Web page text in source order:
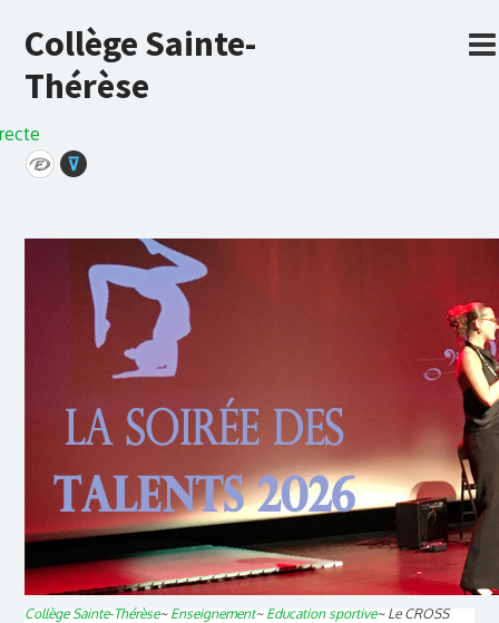
Collège Sainte-
Thérèse
⊽
Collège Sainte-Thérèse~ Enseignement~ Education sportive~ Le CROSS